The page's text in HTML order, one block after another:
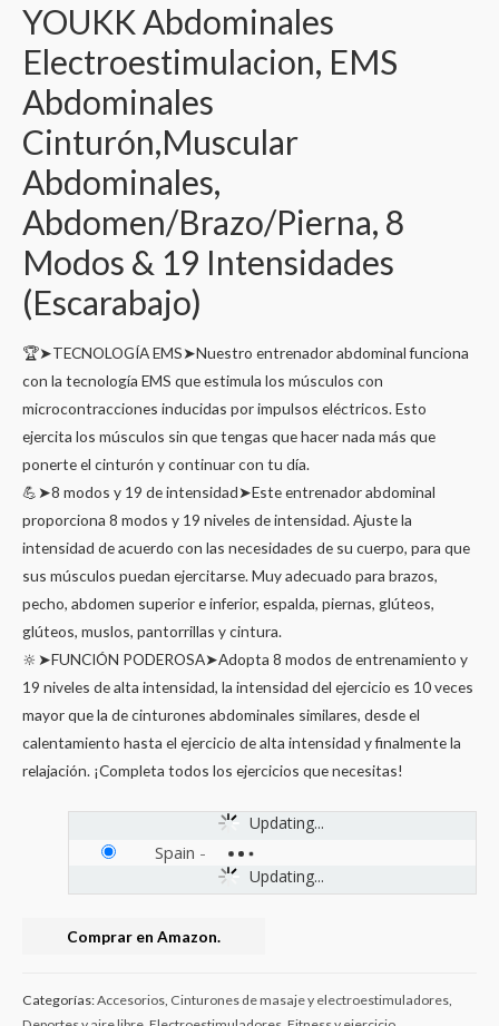
YOUKK Abdominales
Electroestimulacion, EMS
Abdominales
Cinturón,Muscular
Abdominales,
Abdomen/Brazo/Pierna, 8
Modos & 19 Intensidades
(Escarabajo)
🏆➤TECNOLOGÍA EMS➤Nuestro entrenador abdominal funciona
con la tecnología EMS que estimula los músculos con
microcontracciones inducidas por impulsos eléctricos. Esto
ejercita los músculos sin que tengas que hacer nada más que
ponerte el cinturón y continuar con tu día.
💪➤8 modos y 19 de intensidad➤Este entrenador abdominal
proporciona 8 modos y 19 niveles de intensidad. Ajuste la
intensidad de acuerdo con las necesidades de su cuerpo, para que
sus músculos puedan ejercitarse. Muy adecuado para brazos,
pecho, abdomen superior e inferior, espalda, piernas, glúteos,
glúteos, muslos, pantorrillas y cintura.
🔆➤FUNCIÓN PODEROSA➤Adopta 8 modos de entrenamiento y
19 niveles de alta intensidad, la intensidad del ejercicio es 10 veces
mayor que la de cinturones abdominales similares, desde el
calentamiento hasta el ejercicio de alta intensidad y finalmente la
relajación. ¡Completa todos los ejercicios que necesitas!
Updating...
Updating...
Spain -
Comprar en Amazon.
Categorías:Accesorios Cinturones de masaje y electroestimuladores